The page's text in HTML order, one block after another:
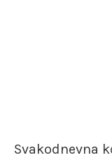
Svakodnevna